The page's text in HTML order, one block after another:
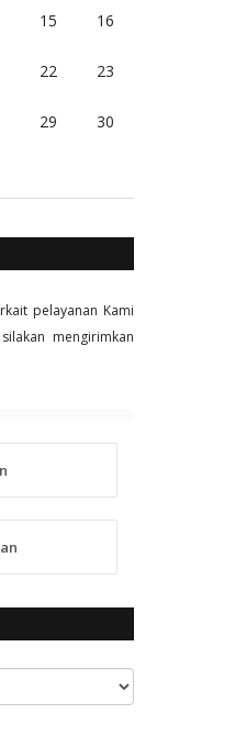
15 16
22 23
29 30
pelayanan Kami
mengirimkan